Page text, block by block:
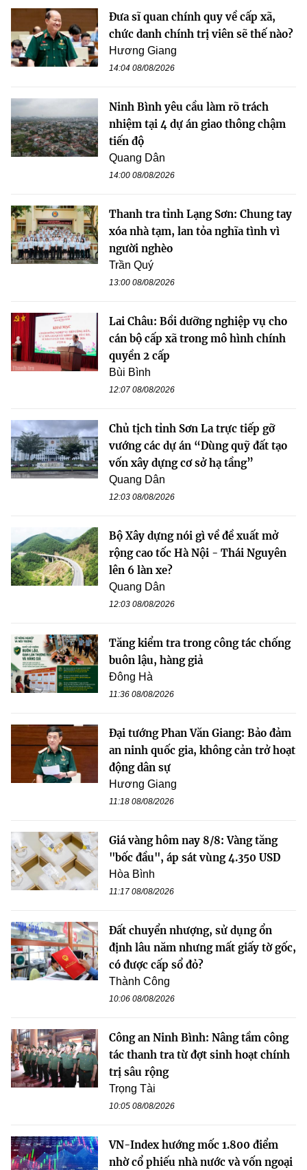
Đưa sĩ quan chính quy về cấp xã,
chức danh chính trị viên sẽ thế nào?
Hương Giang
14:04 08/08/2026
Ninh Bình yêu cầu làm rõ trách
nhiệm tại 4 dự án giao thông chậm
tiến độ
Quang Dân
14:00 08/08/2026
Thanh tra tỉnh Lạng Sơn: Chung tay
xóa nhà tạm, lan tỏa nghĩa tình vì
người nghèo
Trần Quý
13:00 08/08/2026
Lai Châu: Bồi dưỡng nghiệp vụ cho
cán bộ cấp xã trong mô hình chính
quyền 2 cấp
Bùi Bình
12:07 08/08/2026
Chủ tịch tỉnh Sơn La trực tiếp gỡ
vướng các dự án “Dùng quỹ đất tạo
vốn xây dựng cơ sở hạ tầng”
Quang Dân
12:03 08/08/2026
Bộ Xây dựng nói gì về đề xuất mở
rộng cao tốc Hà Nội - Thái Nguyên
lên 6 làn xe?
Quang Dân
12:03 08/08/2026
Tăng kiểm tra trong công tác chống
buôn lậu, hàng giả
Đông Hà
11:36 08/08/2026
Đại tướng Phan Văn Giang: Bảo đảm
an ninh quốc gia, không cản trở hoạt
động dân sự
Hương Giang
11:18 08/08/2026
Giá vàng hôm nay 8/8: Vàng tăng
"bốc đầu", áp sát vùng 4.350 USD
Hòa Bình
11:17 08/08/2026
Đất chuyển nhượng, sử dụng ổn
định lâu năm nhưng mất giấy tờ gốc,
có được cấp sổ đỏ?
Thành Công
10:06 08/08/2026
Công an Ninh Bình: Nâng tầm công
tác thanh tra từ đợt sinh hoạt chính
trị sâu rộng
Trọng Tài
10:05 08/08/2026
VN-Index hướng mốc 1.800 điểm
nhờ cổ phiếu nhà nước và vốn ngoại